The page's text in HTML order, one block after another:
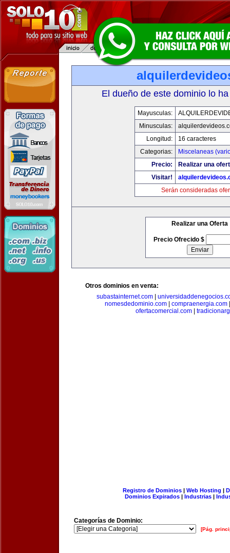
El dueño de este dominio lo
Mayusculas:
Minusculas:
Longitud:
16 caracteres
Categorias:
Miscelaneas
Precio:
Realizar una
Visitar!
Serán consideradas
Realizar una Oferta
Precio Ofrecido $
Otros dominios en venta:
subastainternet.com|
nomesdedominio.com| compraenergia.com
ofertacomercial.com
Registro de Dominios| Web Hosting |
Dominios Expirados | Industrias |
Categorías de Dominio:
[Pág.